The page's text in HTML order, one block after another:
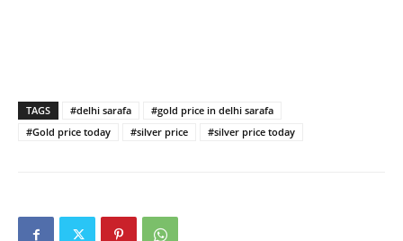
TAGS #delhi sarafa
#gold price in delhi sarafa
#Gold price today
#silver price #silver price today